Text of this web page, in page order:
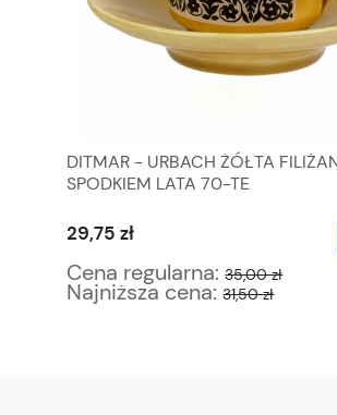
DITMAR - URBACH ŻÓŁTA
SPODKIEM LATA 70-TE
29,75 zł
Cena regularna: 35,00 zł
Najniższa cena: 31,50 zł